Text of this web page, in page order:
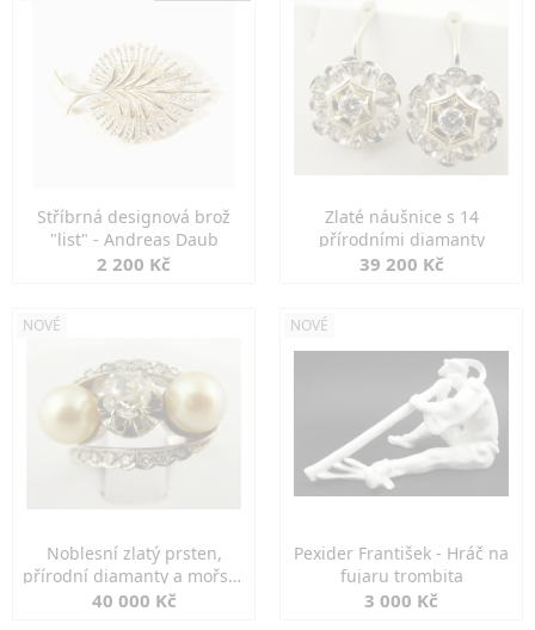
Stříbrná designová brož
"list" - Andreas Daub
2 200 Kč
Zlaté náušnice s 14
přírodními diamanty
39 200 Kč
NOVÉ
Noblesní zlatý prsten,
přírodní diamanty a mořské
perly
40 000 Kč
NOVÉ
Pexider František - Hráč na
fujaru trombita
3 000 Kč